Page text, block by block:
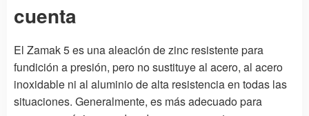
cuenta
El Zamak 5 es una aleación de zinc resistente para
fundición a presión, pero no sustituye al acero, al acero
inoxidable ni al aluminio de alta resistencia en todas las
situaciones. Generalmente, es más adecuado para